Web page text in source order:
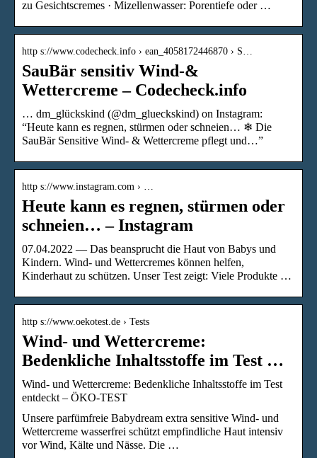
zu Gesichtscremes · Mizellenwasser: Porentiefe oder …
http s://www.codecheck.info › ean_4058172446870 › S…
SauBär sensitiv Wind-&
Wettercreme – Codecheck.info
… dm_glückskind (@dm_glueckskind) on Instagram:
“Heute kann es regnen, stürmen oder schneien… ❄ Die
SauBär Sensitive Wind- & Wettercreme pflegt und…”
http s://www.instagram.com › …
Heute kann es regnen, stürmen oder
schneien… – Instagram
07.04.2022 — Das beansprucht die Haut von Babys und
Kindern. Wind- und Wettercremes können helfen,
Kinderhaut zu schützen. Unser Test zeigt: Viele Produkte …
http s://www.oekotest.de › Tests
Wind- und Wettercreme:
Bedenkliche Inhaltsstoffe im Test …
Wind- und Wettercreme: Bedenkliche Inhaltsstoffe im Test
entdeckt – ÖKO-TEST
Unsere parfümfreie Babydream extra sensitive Wind- und
Wettercreme wasserfrei schützt empfindliche Haut intensiv
vor Wind, Kälte und Nässe. Die …